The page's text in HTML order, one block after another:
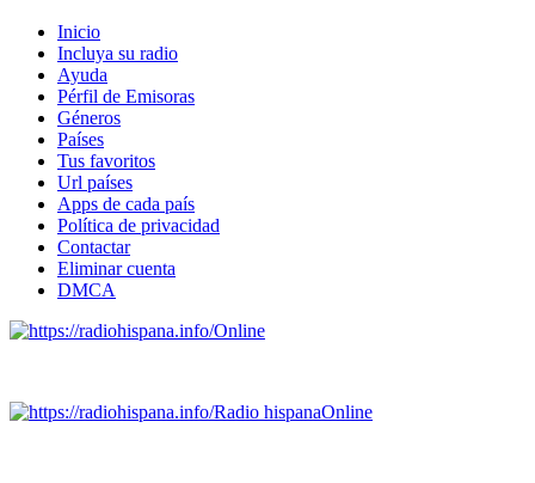
Inicio
Incluya su radio
Ayuda
Pérfil de Emisoras
Géneros
Países
Tus favoritos
Url países
Apps de cada país
Política de privacidad
Contactar
Eliminar cuenta
DMCA
Online
Radio hispanaOnline